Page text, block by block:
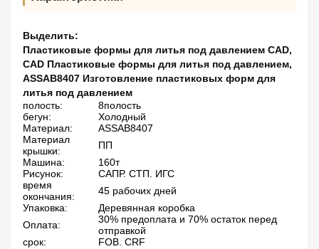
Выделить:
Пластиковые формы для литья под давлением CAD,
CAD Пластиковые формы для литья под давлением,
ASSAB8407 Изготовление пластиковых форм для
литья под давлением
полость:
8полость
бегун:
Холодный
Материал:
ASSAB8407
Материал
крышки:
ПП
Машина:
160т
Рисунок:
САПР. СТП. ИГС
время
окончания:
45 рабочих дней
Упаковка:
Деревянная коробка
Оплата:
30% предоплата и 70% остаток перед
отправкой
срок:
FOB. CRF